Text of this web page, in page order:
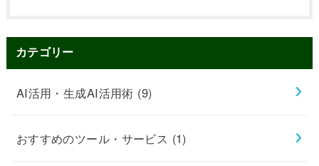
カテゴリー
AI活用・生成AI活用術 (9)
おすすめのツール・サービス (1)